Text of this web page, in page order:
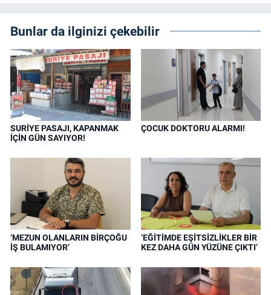
Bunlar da ilginizi çekebilir
SURİYE PASAJI, KAPANMAK
İÇİN GÜN SAYIYOR!
ÇOCUK DOKTORU ALARMI!
‘MEZUN OLANLARIN BİRÇOĞU
İŞ BULAMIYOR’
‘EĞİTİMDE EŞİTSİZLİKLER BİR
KEZ DAHA GÜN YÜZÜNE ÇIKTI’